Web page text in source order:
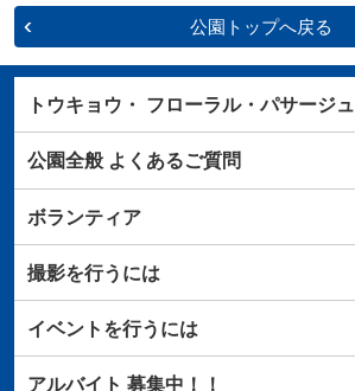
公園トップへ戻る
トウキョウ・ フローラル・パサージュ
公園全般よくあるご質問
ボランティア
撮影を行うには
イベントを行うには
アルバイト 募集中！！